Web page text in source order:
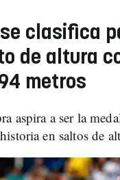
clasifica
de altura
metros
aspira a ser la
en saltos de